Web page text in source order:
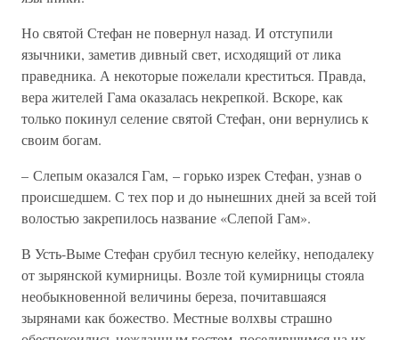
Но святой Стефан не повернул назад. И отступили
язычники, заметив дивный свет, исходящий от лика
праведника. А некоторые пожелали креститься. Правда,
вера жителей Гама оказалась некрепкой. Вскоре, как
только покинул селение святой Стефан, они вернулись к
своим богам.
– Слепым оказался Гам, – горько изрек Стефан, узнав о
происшедшем. С тех пор и до нынешних дней за всей той
волостью закрепилось название «Слепой Гам».
В Усть-Выме Стефан срубил тесную келейку, неподалеку
от зырянской кумирницы. Возле той кумирницы стояла
необыкновенной величины береза, почитавшаяся
зырянами как божество. Местные волхвы страшно